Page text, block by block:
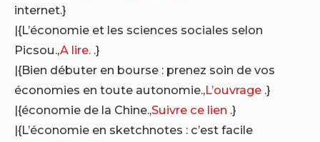
internet.}
|{L’économie et les sciences sociales selon
Picsou.,A lire. .}
|{Bien débuter en bourse : prenez soin de vos
économies en toute autonomie.,L’ouvrage .}
|{économie de la Chine.,Suivre ce lien .}
|{L’économie en sketchnotes : c’est facile